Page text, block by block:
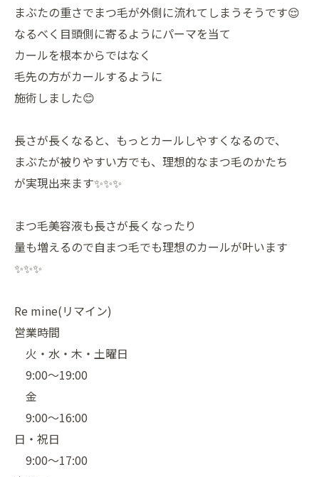
まぶたの重さでまつ毛が外側に流れてしまうそうです😌
なるべく目頭側に寄るようにパーマを当て
カールを根本からではなく
毛先の方がカールするように
施術しました😊
長さが長くなると、もっとカールしやすくなるので、
まぶたが被りやすい方でも、理想的なまつ毛のかたち
が実現出来ます✨✨✨
まつ毛美容液も長さが長くなったり
量も増えるので自まつ毛でも理想のカールが叶います
✨✨✨
Re mine(リマイン)
営業時間
火・水・木・土曜日
9:00〜19:00
金
9:00〜16:00
日・祝日
9:00〜17:00